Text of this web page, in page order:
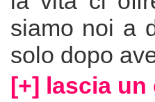
siamo noi a
solo dopo
[+] lascia un